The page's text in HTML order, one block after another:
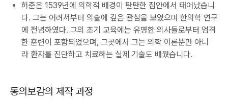
허준은 1539년에 의학적 배경이 탄탄한 집안에서 태어났습니
다. 그는 어려서부터 의술에 깊은 관심을 보였으며 한의학 연구
에 전념하였다. 그의 초기 교육에는 유명한 의사들로부터 엄격
한 훈련이 포함되었으며, 그곳에서 그는 의학 이론뿐만 아니
라 환자를 진단하고 치료하는 실제 기술도 배웠습니다.
동의보감의 제작 과정